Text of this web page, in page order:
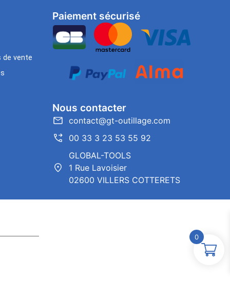
de vente
Paiement sécurisé
Nous contacter
contact@gt-outillage.com
00 33 3 23 53 55 92
GLOBAL-TOOLS
1 Rue Lavoisier
02600 VILLERS COTTERETS
0